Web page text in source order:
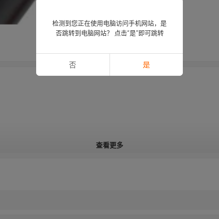
查看更多
检测到您正在使用电脑访问手机网站，是
否跳转到电脑网站？ 点击“是”即可跳转
否 是